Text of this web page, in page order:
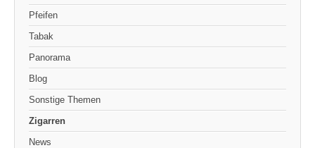
Pfeifen
Tabak
Panorama
Blog
Sonstige Themen
Zigarren
News